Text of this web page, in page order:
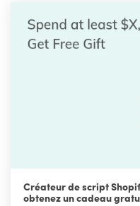
Créateur de script
obtenez un cadeau